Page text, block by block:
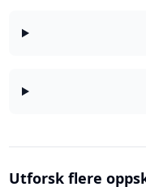
Utforsk flere